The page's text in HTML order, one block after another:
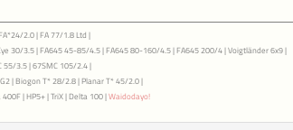
2.0 | FA 77/1.8 Ltd |
30/3.5 | FA645 45-85/4.5 | FA645 80-160/4.5 | FA645 200/4 | Voigtländer 6x9 |
55/3.5 | 67SMC 105/2.4 |
| Biogon T* 28/2.8 | Planar T* 45/2.0 |
| HP5+ | TriX | Delta 100 |Waidodayo!